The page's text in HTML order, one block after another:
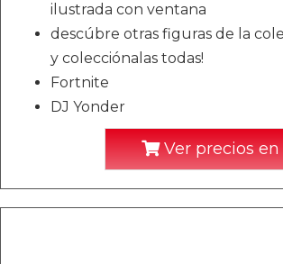
ilustrada con ventana
descúbre otras figuras de la
y colecciónalas todas!
Fortnite
DJ Yonder
Ver precios